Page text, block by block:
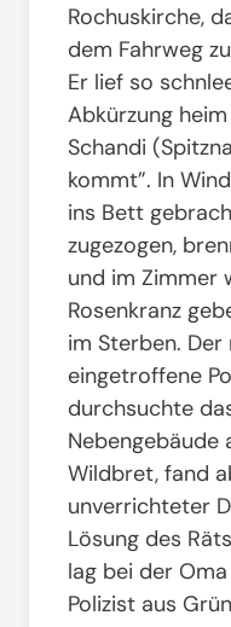
Rochuskirche,
dem Fahrweg
Er lief so
Abkürzung
Schandi
kommt”. In
ins Bett
zugezogen,
und im Zimmer
Rosenkranz
im Sterben.
eingetroffene
durchsuchte
Wildbret, fand
unverrichteter
Lösung des
lag bei der
Polizist aus